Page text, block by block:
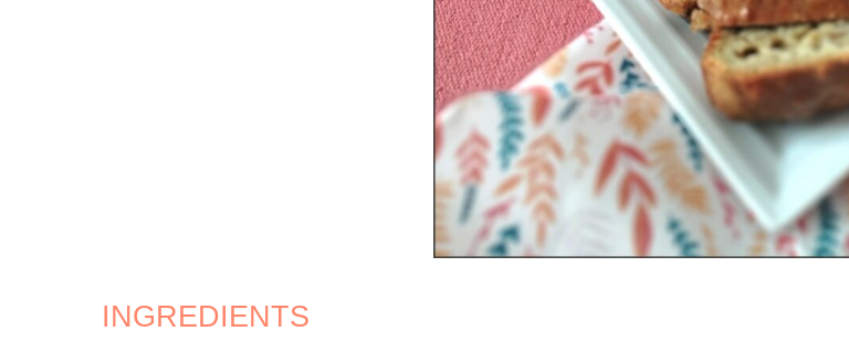
INGREDIENTS